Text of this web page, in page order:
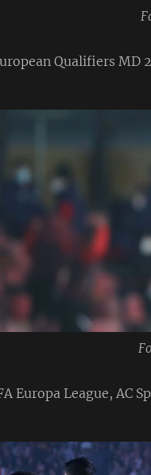
Qualifiers MD
Europa League, AC